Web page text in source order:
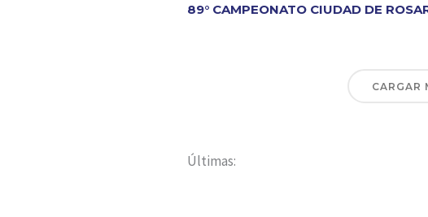
89° CAMPEONATO CIUDAD DE
CARGAR
Últimas: